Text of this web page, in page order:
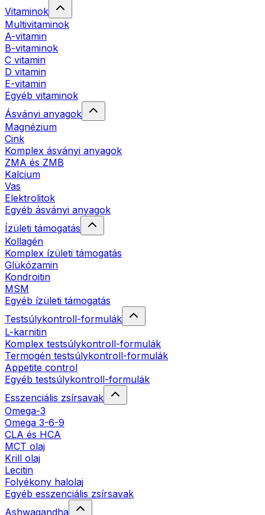
Vitaminok
Multivitaminok
A-vitamin
B-vitaminok
C vitamin
D vitamin
E-vitamin
Egyéb vitaminok
Ásványi anyagok
Magnézium
Cink
Komplex ásványi anyagok
ZMA és ZMB
Kalcium
Vas
Elektrolitok
Egyéb ásványi anyagok
Ízületi támogatás
Kollagén
Komplex ízületi támogatás
Glükózamin
Kondroitin
MSM
Egyéb ízületi támogatás
Testsúlykontroll-formulák
L-karnitin
Komplex testsúlykontroll-formulák
Termogén testsúlykontroll-formulák
Appetite control
Egyéb testsúlykontroll-formulák
Esszenciális zsírsavak
Omega-3
Omega 3-6-9
CLA és HCA
MCT olaj
Krill olaj
Lecitin
Folyékony halolaj
Egyéb esszenciális zsírsavak
Ashwagandha